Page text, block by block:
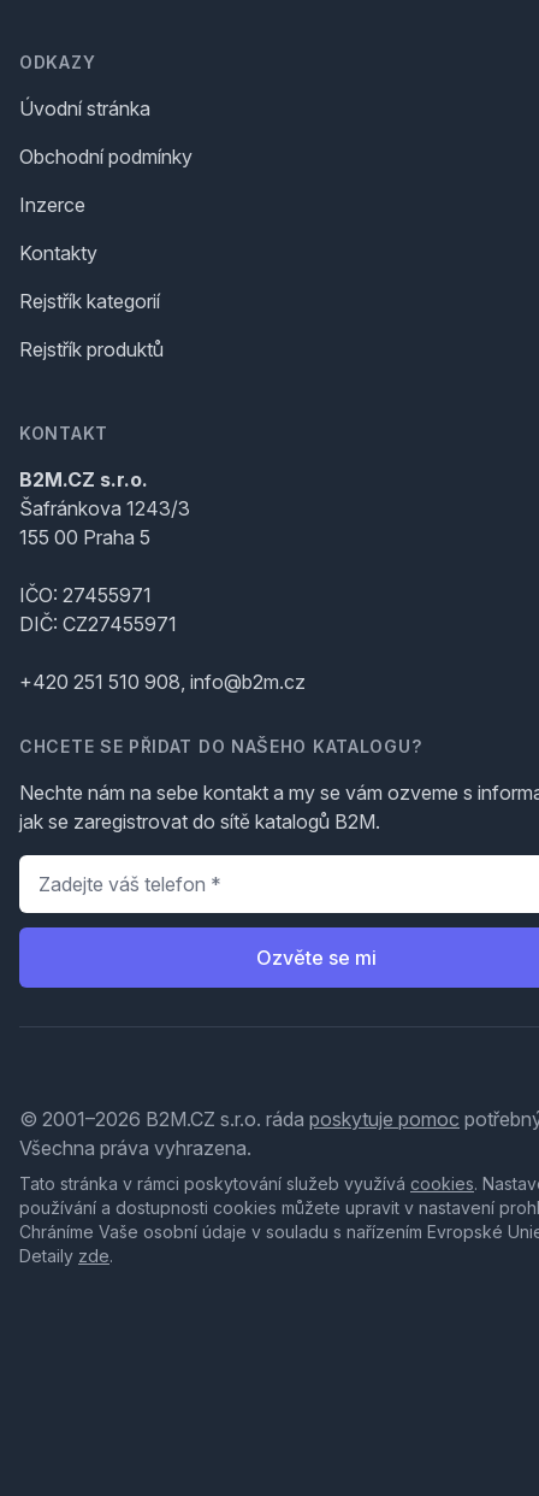
ODKAZY
Úvodní stránka
Obchodní podmínky
Inzerce
Kontakty
Rejstřík kategorií
Rejstřík produktů
KONTAKT
B2M.CZ s.r.o.
Šafránkova 1243/3
155 00 Praha 5
IČO: 27455971
DIČ: CZ27455971
+420 251 510 908, info@b2m.cz
CHCETE SE PŘIDAT DO NAŠEHO KATALOGU?
Nechte nám na sebe kontakt a my se vám ozveme s
jak se zaregistrovat do sítě katalogů B2M.
Telefon
Ozvěte se mi
© 2001–2026 B2M.CZ s.r.o. ráda poskytuje pomoc
Všechna práva vyhrazena.
Tato stránka v rámci poskytování služeb využívá cookies.
používání a dostupnosti cookies můžete upravit v nastavení
Chráníme Vaše osobní údaje v souladu s nařízením Evropské
Detaily zde.